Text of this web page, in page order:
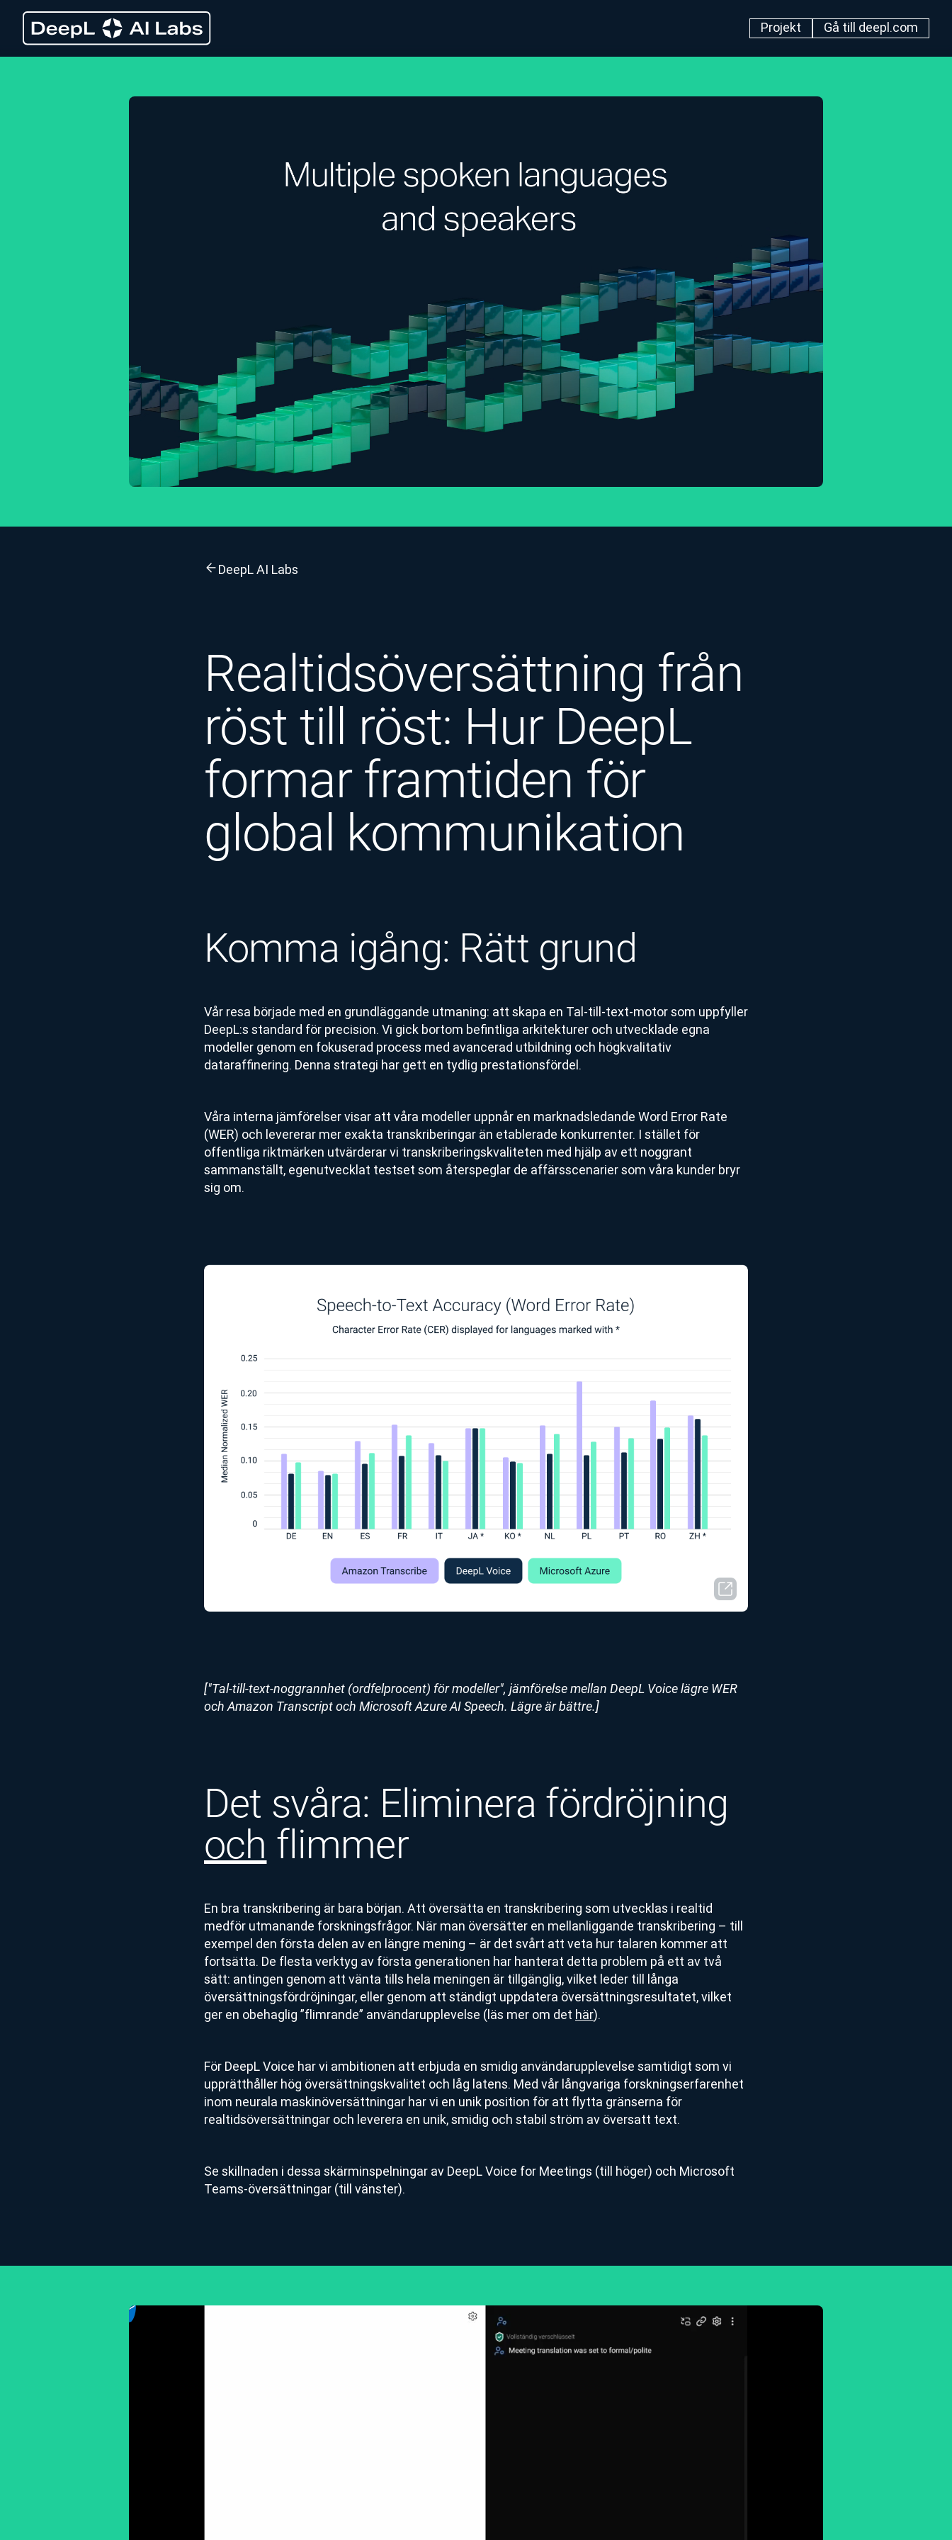
Projekt Gå till deepl.com
DeepL AI Labs
Realtidsöversättning från
röst till röst: Hur DeepL
formar framtiden för
global kommunikation
Komma igång: Rätt grund
Vår resa började med en grundläggande utmaning: att skapa en Tal-till-text-motor som uppfyller
DeepL:s standard för precision. Vi gick bortom befintliga arkitekturer och utvecklade egna
modeller genom en fokuserad process med avancerad utbildning och högkvalitativ
dataraffinering. Denna strategi har gett en tydlig prestationsfördel.
Våra interna jämförelser visar att våra modeller uppnår en marknadsledande Word Error Rate
(WER) och levererar mer exakta transkriberingar än etablerade konkurrenter. I stället för
offentliga riktmärken utvärderar vi transkriberingskvaliteten med hjälp av ett noggrant
sammanställt, egenutvecklat testset som återspeglar de affärsscenarier som våra kunder bryr
sig om.
["Tal-till-text-noggrannhet (ordfelprocent) för modeller", jämförelse mellan DeepL Voice lägre WER
och Amazon Transcript och Microsoft Azure AI Speech. Lägre är bättre.]
Det svåra: Eliminera fördröjning
och flimmer
En bra transkribering är bara början. Att översätta en transkribering som utvecklas i realtid
medför utmanande forskningsfrågor. När man översätter en mellanliggande transkribering – till
exempel den första delen av en längre mening – är det svårt att veta hur talaren kommer att
fortsätta. De flesta verktyg av första generationen har hanterat detta problem på ett av två
sätt: antingen genom att vänta tills hela meningen är tillgänglig, vilket leder till långa
översättningsfördröjningar, eller genom att ständigt uppdatera översättningsresultatet, vilket
ger en obehaglig ”flimrande” användarupplevelse (läs mer om det här).
För DeepL Voice har vi ambitionen att erbjuda en smidig användarupplevelse samtidigt som vi
upprätthåller hög översättningskvalitet och låg latens. Med vår långvariga forskningserfarenhet
inom neurala maskinöversättningar har vi en unik position för att flytta gränserna för
realtidsöversättningar och leverera en unik, smidig och stabil ström av översatt text.
Se skillnaden i dessa skärminspelningar av DeepL Voice for Meetings (till höger) och Microsoft
Teams-översättningar (till vänster).